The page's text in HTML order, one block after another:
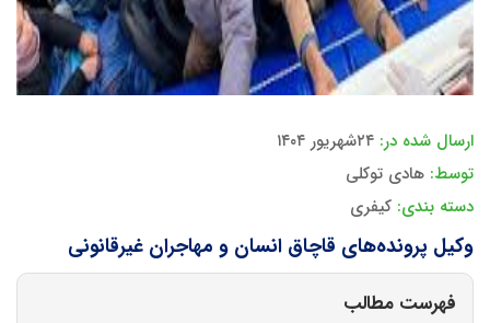
ارسال شده در: ۲۴شهریور ۱۴۰۴
توسط: هادی توکلی
دسته بندی: کیفری
وکیل پرونده‌های قاچاق انسان و مهاجران غیرقانونی
فهرست مطالب